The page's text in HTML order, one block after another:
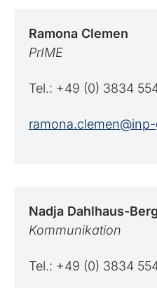
Ramona Clemen
PrIME
Tel.: +49 (0) 3834
Nadja Dahlhaus-
Kommunikation
Tel.: +49 (0) 3834